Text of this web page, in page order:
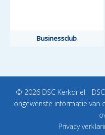
Businessclub
© 2026 DSC Kerkdriel -
ongewenste informatie van
Privacy